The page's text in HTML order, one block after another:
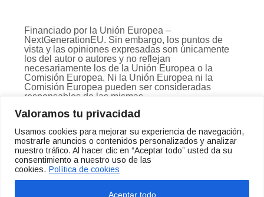
Valoramos tu privacidad
Usamos cookies para mejorar su experiencia de navegación,
mostrarle anuncios o contenidos personalizados y analizar
nuestro tráfico. Al hacer clic en “Aceptar todo” usted da su
consentimiento a nuestro uso de las
cookies. Política de cookies
Aceptar todo
Financiado por la Unión Europea –
NextGenerationEU. Sin embargo, los puntos de
vista y las opiniones expresadas son únicamente
los del autor o autores y no reflejan
necesariamente los de la Unión Europea o la
Comisión Europea. Ni la Unión Europea ni la
Comisión Europea pueden ser consideradas
responsables de las mismas.
Copyright © 2025ComercioPro| Todos los derechos
reservados
POLÍTICA DE PRIVACIDAD